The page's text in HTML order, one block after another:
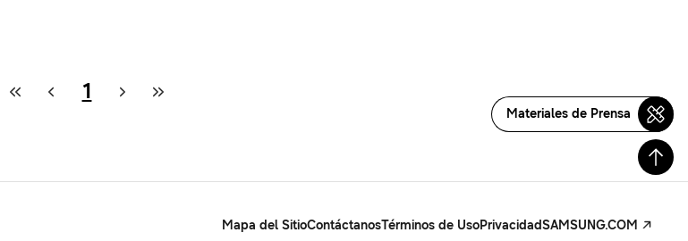
1
Materiales de Prensa
Mapa del SitioContáctanosTérminos de UsoPrivacidadSAMSUNG.COM